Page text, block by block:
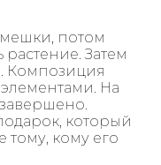
потом
Затем
Композиция
На
который
тому, кому его